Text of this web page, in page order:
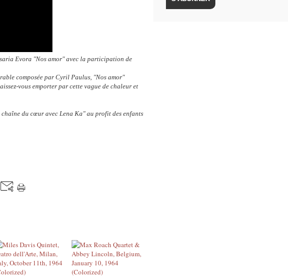
Evora "Nos amor" avec la participation de
composée par Cyril Paulus, "Nos amor"
vous emporter par cette vague de chaleur et
chaîne du cœur avec Lena Ka" au profit des enfants